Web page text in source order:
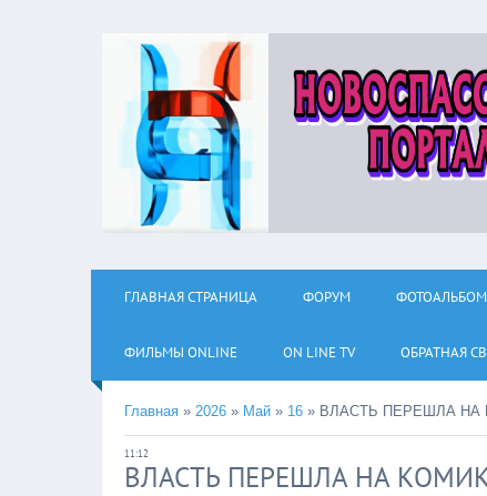
ГЛАВНАЯ СТРАНИЦА ФОРУМ ФОТОАЛЬБОМ
ФИЛЬМЫ ОNLINE ON LINE TV ОБРАТНАЯ
Главная » 2026 » Май » 16 » ВЛАСТЬ ПЕРЕШЛА
11:12
ВЛАСТЬ ПЕРЕШЛА НА